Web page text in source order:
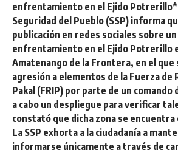
enfrentamiento en el Ejido Potrerillo*
Seguridad del Pueblo (SSP) informa
publicación en redes sociales sobre
enfrentamiento en el Ejido Potrerillo
Amatenango de la Frontera, en el que
agresión a elementos de la Fuerza de
Pakal (FRIP) por parte de un comando
a cabo un despliegue para verificar
constató que dicha zona se encuentra
La SSP exhorta a la ciudadanía a
informarse únicamente a través de